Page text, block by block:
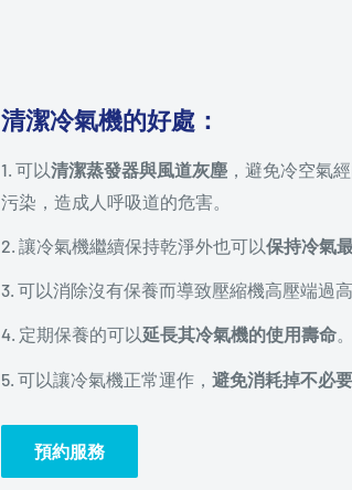
清潔冷氣機的好處：
1. 可以清潔蒸發器與風道灰塵 ，避免冷空氣
污染，造成人呼吸道的危害。
2. 讓冷氣機繼續保持乾淨外也可以保持冷氣
3. 可以消除沒有保養而導致壓縮機高壓端過
4. 定期保養的可以延長其冷氣機的使用壽命。
5. 可以讓冷氣機正常運作， 避免消耗掉不必
預約服務